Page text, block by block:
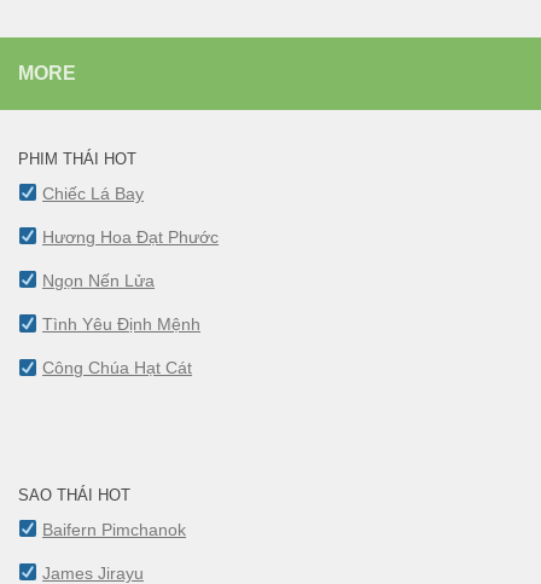
MORE
PHIM THÁI HOT
Chiếc Lá Bay
Hương Hoa Đạt Phước
Ngọn Nến Lửa
Tình Yêu Định Mệnh
Công Chúa Hạt Cát
SAO THÁI HOT
Baifern Pimchanok
James Jirayu